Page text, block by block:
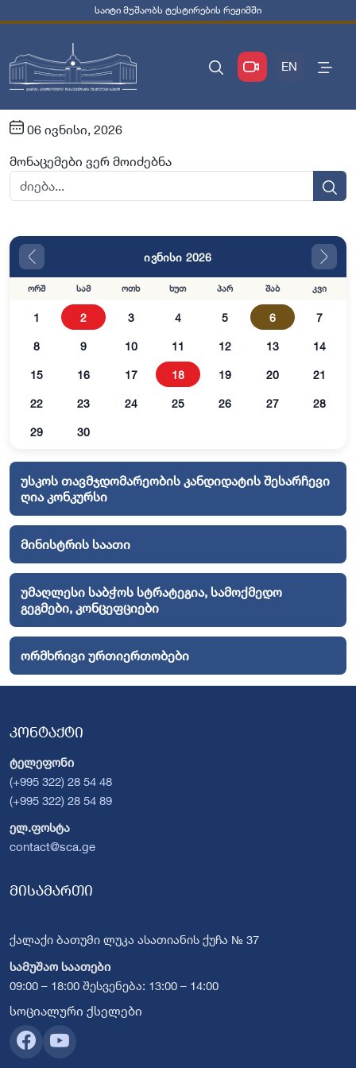
საიტი მუშაობს ტესტირების რეჟიმში
EN
06 ივნისი, 2026
მონაცემები ვერ მოიძებნა
ივნისი 2026
ორშ სამ ოთხ ხუთ პარ შაბ კვი
1 2 3 4 5 6 7
8 9 10 11 12 13 14
15 16 17 18 19 20 21
22 23 24 25 26 27 28
29 30
უსკოს თავმჯდომარეობის კანდიდატის შესარჩევი
ღია კონკურსი
მინისტრის საათი
უმაღლესი საბჭოს სტრატეგია, სამოქმედო
გეგმები, კონცეფციები
ორმხრივი ურთიერთობები
კონტაქტი
ტელეფონი
(+995 322) 28 54 48
(+995 322) 28 54 89
ელ.ფოსტა
contact@sca.ge
მისამართი
ქალაქი ბათუმი ლუკა ასათიანის ქუჩა № 37
სამუშაო საათები
09:00 – 18:00 შესვენება: 13:00 – 14:00
სოციალური ქსელები